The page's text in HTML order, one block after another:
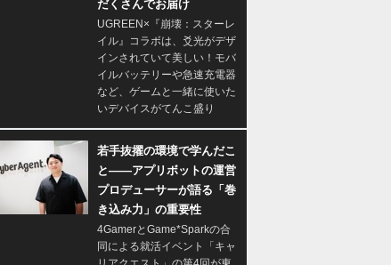
だくさんでお届け
UGREEN×『崩壊：スターレ
イル』コラボは、爻光がデザ
インされていて美しい！モバ
イルバッテリーや急速充電器
など、ゲームと一緒に使いた
いデバイスがてんこ盛り
若手抜擢の環境で学んだこ
と――アプリボットの運営
プロデューサーが語る「巻
き込み力」の重要性
4GamerとGame*Sparkの合
同による就活イベント「キャ